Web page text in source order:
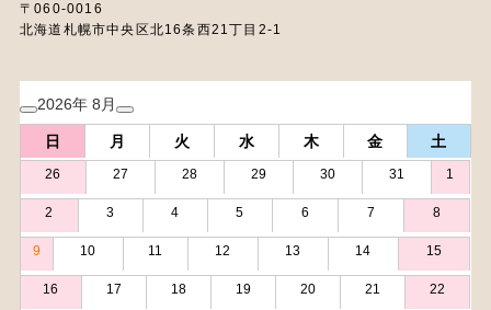
〒060-0016
北海道札幌市中央区北16条西21丁目2-1
2026年 8月
日 月 火 水 木 金 土
26 27 28 29 30 31 1
2 3 4 5 6 7 8
9 10 11 12 13 14 15
16 17 18 19 20 21 22